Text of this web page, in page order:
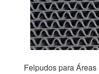
Felpudos para